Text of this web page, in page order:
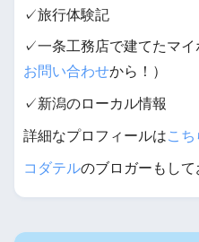
✓旅行体験記
✓一条工務店で建てたマ
お問い合わせから！）
✓新潟のローカル情報
詳細なプロフィールはこち
コダテルのブロガーもして